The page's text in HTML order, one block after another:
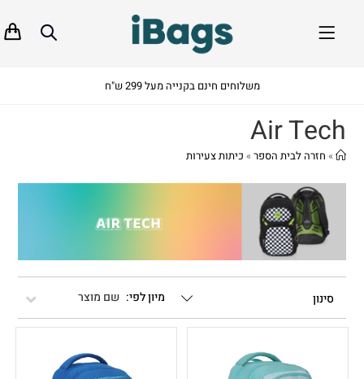
משלוחים חינם בקנייה מעל 299 ש"ח
Air Tech
» חזרה לבית הספר» כיתות צעירות
סינון שם מוצר